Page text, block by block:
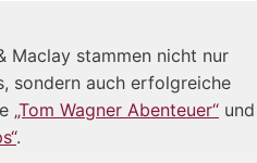
Maclay stammen nicht nur
sondern auch erfolgreiche
„Tom Wagner Abenteuer“ und
.